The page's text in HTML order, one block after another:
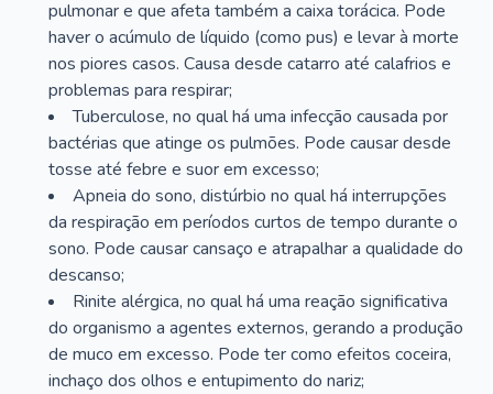
pulmonar e que afeta também a caixa torácica. Pode
haver o acúmulo de líquido (como pus) e levar à morte
nos piores casos. Causa desde catarro até calafrios e
problemas para respirar;
Tuberculose, no qual há uma infecção causada por
bactérias que atinge os pulmões. Pode causar desde
tosse até febre e suor em excesso;
Apneia do sono, distúrbio no qual há interrupções
da respiração em períodos curtos de tempo durante o
sono. Pode causar cansaço e atrapalhar a qualidade do
descanso;
Rinite alérgica, no qual há uma reação significativa
do organismo a agentes externos, gerando a produção
de muco em excesso. Pode ter como efeitos coceira,
inchaço dos olhos e entupimento do nariz;